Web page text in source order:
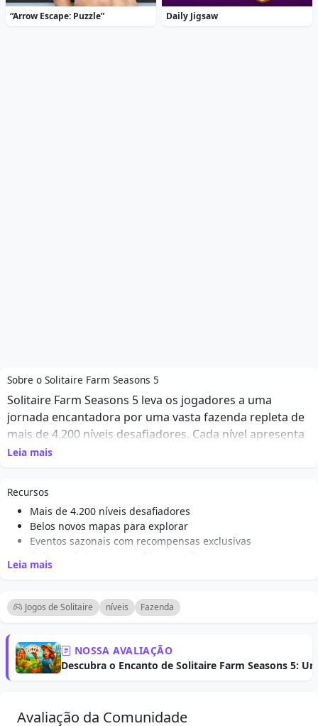
“Arrow Escape: Puzzle” Daily Jigsaw
Sobre o Solitaire Farm Seasons 5
Solitaire Farm Seasons 5 leva os jogadores a uma
jornada encantadora por uma vasta fazenda repleta de
mais de 4.200 níveis desafiadores. Cada nível apresenta
um quebra-cabeça de solitário único que testa suas
plantações e desbloqueie novas áreas da fazenda. O
elementos de agricultura envolventes, tornando-se uma
mistura perfeita para entusiastas de solitário e
mapas lindos, participar de desafios por tempo limitado
Com sua atmosfera relaxante e visuais encantadores,
ainda exercita a mente.
Leia mais
Recursos
Mais de 4.200 níveis desafiadores
Belos novos mapas para explorar
Eventos sazonais com recompensas exclusivas
Mecânicas de jogo de solitário envolventes
Desafios e bônus diários
Leia mais
Jogos de Solitaire níveis Fazenda
NOSSA AVALIAÇÃO
Descubra o Encanto de Solitaire Farm Seasons 5:
Avaliação da Comunidade